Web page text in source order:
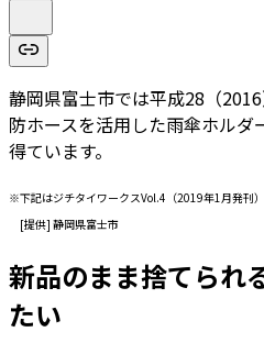
静岡県富士市では平成28（
防ホースを活用した雨傘ホルダ
得ています。
※下記はジチタイワークスVol.4（2019年1月発刊
[提供] 静岡県富士市
新品のまま捨てられ
たい